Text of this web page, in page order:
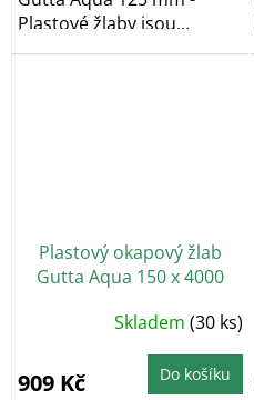
Plastové žlaby jsou
bezúdržbové a
Plastový okapový žlab
Gutta Aqua 150 x 4000
Skladem (30 ks)
909 Kč Do košíku